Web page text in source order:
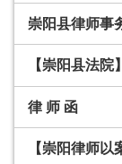
崇阳县律师事
【崇阳县法
律 师 函
【崇阳律师